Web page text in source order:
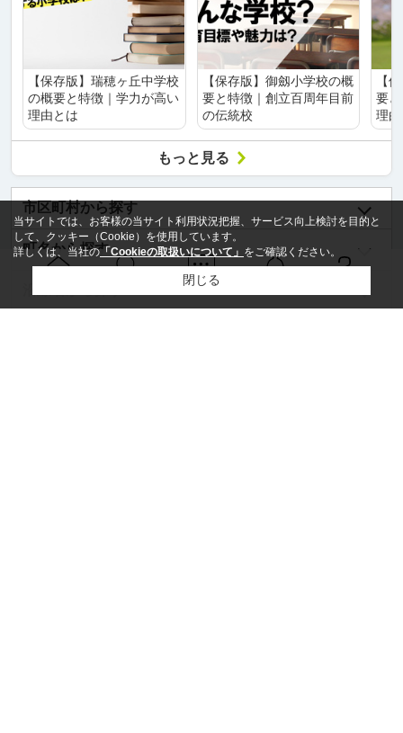
【保存版】瑞穂ヶ丘中学校
の概要と特徴｜学力が高い
理由とは
【保存版】御劔小学校の概
要と特徴｜創立百周年目前
の伝統校
【
要
理
もっと見る
問い合せ
市区町村から探す
町名から探す
当サイトでは、お客様の当サイト利用状況把握、サービス向上検討を目的と
して、クッキー（Cookie）を使用しています。
詳しくは、当社の「Cookieの取扱いについて」 をご確認ください。
閉じる